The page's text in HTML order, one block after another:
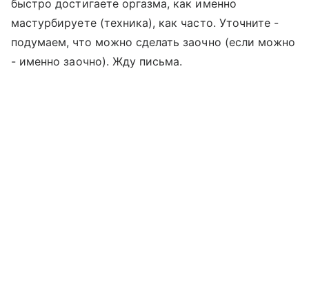
быстро достигаете оргазма, как именно
мастурбируете (техника), как часто. Уточните -
подумаем, что можно сделать заочно (если можно
- именно заочно). Жду письма.